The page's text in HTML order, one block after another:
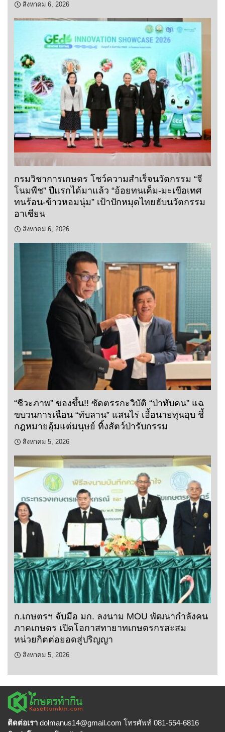
สิงหาคม 6, 2026
กรมวิชาการเกษตร โชว์ความสำเร็จนวัตกรรม “จี
โนมพืช” ปีแรกได้มาแล้ว “อ้อยทนเค็ม-มะเขือเทศ
ทนร้อน-ข้าวหอมนุ่ม” เป้าปักหมุดไทยฮับนวัตกรรม
อาเซียน
สิงหาคม 6, 2026
“ชีวะภาพ” ของขึ้น!! ซัดตรรกะวิบัติ “ป่าทับคน” แฉ
ขบวนการเฉือน “ทับลาน” แสนไร่ เอื้อนายทุนฮุบ ชี้
กฎหมายอุ้มแต่มนุษย์ ทิ้งสัตว์ป่ารับกรรม
สิงหาคม 5, 2026
ก.เกษตรฯ จับมือ มก. ลงนาม MOU พัฒนากำลังคน
ภาคเกษตร เปิดโอกาสทายาทเกษตรกรสะสม
หน่วยกิตต่อยอดสู่ปริญญา
สิงหาคม 5, 2026
ติดต่อเรา dolmanus14@gmail.com โทรศัพท์ 081-554-6816